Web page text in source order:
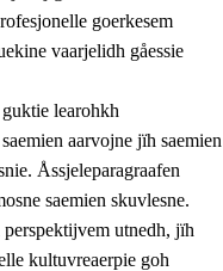
goerkesem
vaarjelidh gåessie
learohkh
aarvojne jïh saemien
Åssjeleparagraafen
saemien skuvlesne.
perspektijvem utnedh, jïh
kultuvreaerpie goh